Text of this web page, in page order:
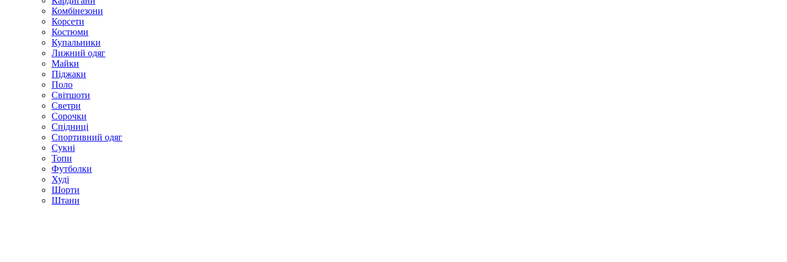
Комбінезони
Корсети
Костюми
Купальники
Лижний одяг
Майки
Піджаки
Поло
Світшоти
Светри
Сорочки
Спідниці
Спортивний одяг
Сукні
Топи
Футболки
Худі
Шорти
Штани